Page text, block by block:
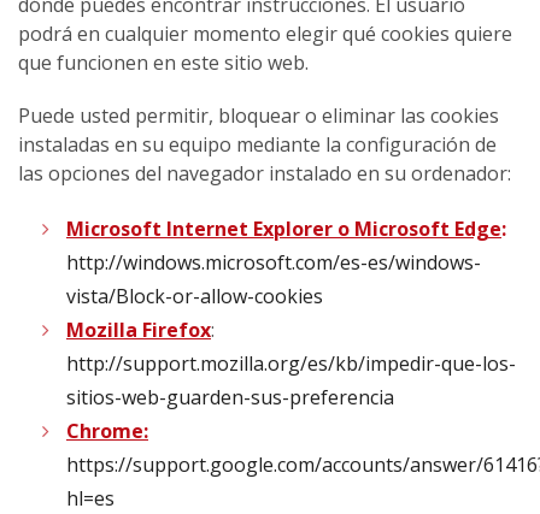
podrá en cualquier momento elegir qué cookies quiere
que funcionen en este sitio web.
Puede usted permitir, bloquear o eliminar las cookies
instaladas en su equipo mediante la configuración de
las opciones del navegador instalado en su ordenador:
Microsoft Internet Explorer o Microsoft Edge:
http://windows.microsoft.com/es-es/windows-
vista/Block-or-allow-cookies
Mozilla Firefox:
http://support.mozilla.org/es/kb/impedir-que-los-
sitios-web-guarden-sus-preferencia
Chrome:
https://support.google.com/accounts/answer/
hl=es